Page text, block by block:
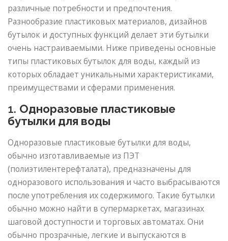
различные потребности и предпочтения.
Разнообразие пластиковых материалов, дизайнов
бутылок и доступных функций делает эти бутылки
очень настраиваемыми. Ниже приведены основные
типы пластиковых бутылок для воды, каждый из
которых обладает уникальными характеристиками,
преимуществами и сферами применения.
1. Одноразовые пластиковые
бутылки для воды
Одноразовые пластиковые бутылки для воды,
обычно изготавливаемые из ПЭТ
(полиэтилентерефталата), предназначены для
одноразового использования и часто выбрасываются
после употребления их содержимого. Такие бутылки
обычно можно найти в супермаркетах, магазинах
шаговой доступности и торговых автоматах. Они
обычно прозрачные, легкие и выпускаются в